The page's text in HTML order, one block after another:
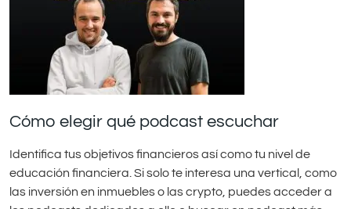
Cómo elegir qué podcast escuchar
Identifica tus objetivos financieros así como tu nivel de
educación financiera. Si solo te interesa una vertical, como
las inversión en inmuebles o las crypto, puedes acceder a